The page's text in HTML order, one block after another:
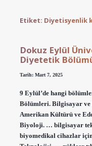
Etiket: Diyetisyenlik
Dokuz Eylül
Diyetetik
Tarih: Mart 7, 2025
9 Eylül’de hangi
Bölümleri. Bilgisayar
Amerikan Kültürü ve
Biyoloji. … bilgisayar
biyomedikal cihazlar